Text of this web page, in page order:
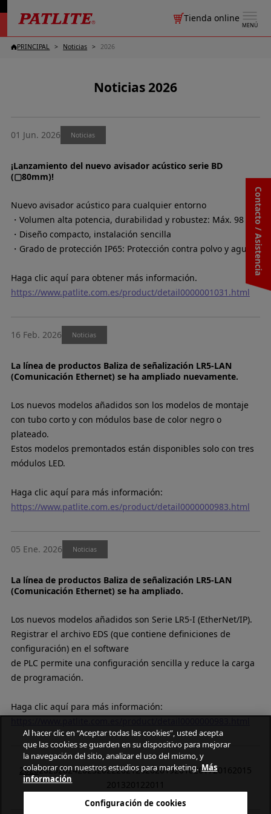
MENÚ
Tienda online
Contacto / Asistencia
PRINCIPAL Noticias 2026
Noticias 2026
01 Jun. 2026 Noticias
¡Lanzamiento del nuevo avisador acústico serie BD
(▢80mm)!
Nuevo avisador acústico para cualquier entorno
・Volumen alta potencia, durabilidad y robustez: Máx. 98 dB
・Diseño compacto, instalación sencilla
・Grado de protección IP65: Protección contra polvo y agua
Haga clic aquí para obtener más información.
https://www.patlite.com.es/product/detail0000001031.html
16 Feb. 2026 Noticias
La línea de productos Baliza de señalización LR5-LAN
(Comunicación Ethernet) se ha ampliado nuevamente.
Los nuevos modelos añadidos son los modelos de montaje
con tubo corto y con módulos base de color negro o
plateado.
Estos modelos premontados están disponibles solo con tres
módulos LED.
Haga clic aquí para más información:
https://www.patlite.com.es/product/detail0000000983.html
05 Ene. 2026 Noticias
La línea de productos Baliza de señalización LR5-LAN
(Comunicación Ethernet) se ha ampliado.
Los nuevos modelos añadidos son Serie LR5-I (EtherNet/IP).
Registrar el archivo EDS (que contiene definiciones de
configuración) en el software
de PLC permite una configuración sencilla y reduce la carga
de programación.
Haga clic aquí para más información:
202620252024202320222021202020192018201720162015
201320122011
Al hacer clic en “Aceptar todas las cookies”, usted acepta
que las cookies se guarden en su dispositivo para mejorar
la navegación del sitio, analizar el uso del mismo, y
colaborar con nuestros estudios para marketing. Más
información
Configuración de cookies